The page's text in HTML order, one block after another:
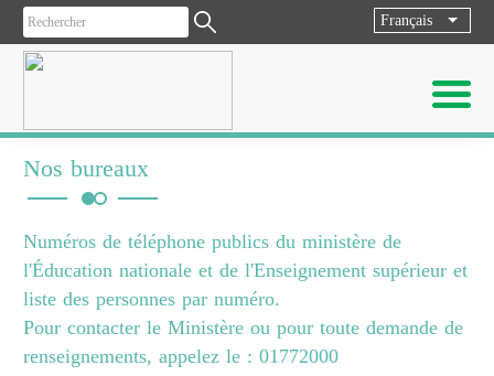
Français List
Nos bureaux
Numéros de téléphone publics du ministère de
l'Éducation nationale et de l'Enseignement supérieur et
liste des personnes par numéro.
Pour contacter le Ministère ou pour toute demande de
renseignements, appelez le : 01772000